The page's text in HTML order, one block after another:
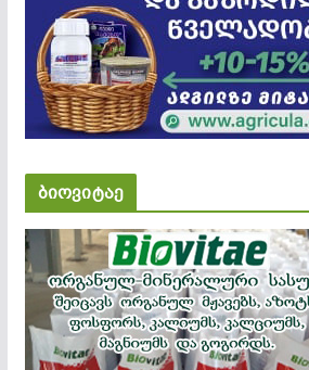
ბიოვიტაე